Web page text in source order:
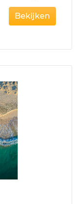
Bekijken